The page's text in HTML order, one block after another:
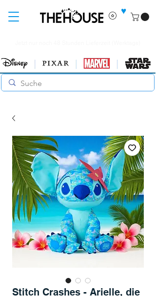
♥
Stitch Crashes - Arielle, die